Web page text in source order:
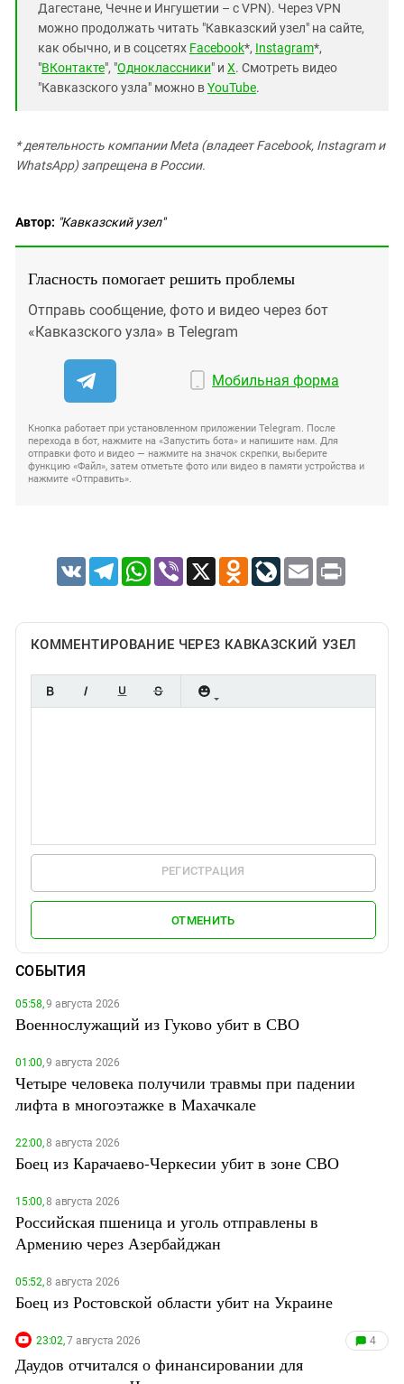
Дагестане, Чечне и Ингушетии – с VPN). Через VPN
можно продолжать читать "Кавказский узел" на сайте,
как обычно, и в соцсетях Facebook*, Instagram*,
"ВКонтакте", "Одноклассники" и X. Смотреть видео
"Кавказского узла" можно вYouTube.
* деятельность компании Meta (владеет Facebook, Instagram и
WhatsApp) запрещена в России.
Автор: "Кавказский узел"
Гласность помогает решить проблемы
Отправь сообщение, фото и видео через бот
«Кавказского узла» в Telegram
Мобильная форма
Кнопка работает при установленном приложении Telegram. После
перехода в бот, нажмите на «Запустить бота» и напишите нам. Для
отправки фото и видео — нажмите на значок скрепки, выберите
функцию «Файл», затем отметьте фото или видео в памяти устройства и
нажмите «Отправить».
VK TelegramWhatsApp
Viber X Odnoklassniki
LiveJournal
Email Print
КОММЕНТИРОВАНИЕ ЧЕРЕЗ КАВКАЗСКИЙ УЗЕЛ
РЕГИСТРАЦИЯ
ОТМЕНИТЬ
СОБЫТИЯ
05:58,9 августа 2026
Военнослужащий из Гуково убит в СВО
01:00,9 августа 2026
Четыре человека получили травмы при падении
лифта в многоэтажке в Махачкале
22:00,8 августа 2026
Боец из Карачаево-Черкесии убит в зоне СВО
15:00,8 августа 2026
Российская пшеница и уголь отправлены в
Армению через Азербайджан
05:52,8 августа 2026
Боец из Ростовской области убит на Украине
23:02,7 августа 2026 4
Даудов отчитался о финансировании для